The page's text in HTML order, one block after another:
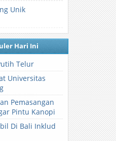
Unik
Hari Ini
Telur
Universitas
Pemasangan
Pintu Kanopi
Di Bali Inklud